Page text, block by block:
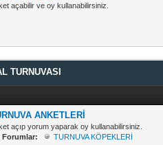
açabilir ve oy kullanabilirsiniz.
TURNUVASI
ANKETLERİ
açıp yorum yaparak oy kullanabilirsiniz.
Forumlar:
TURNUVA KÖPEKLERİ